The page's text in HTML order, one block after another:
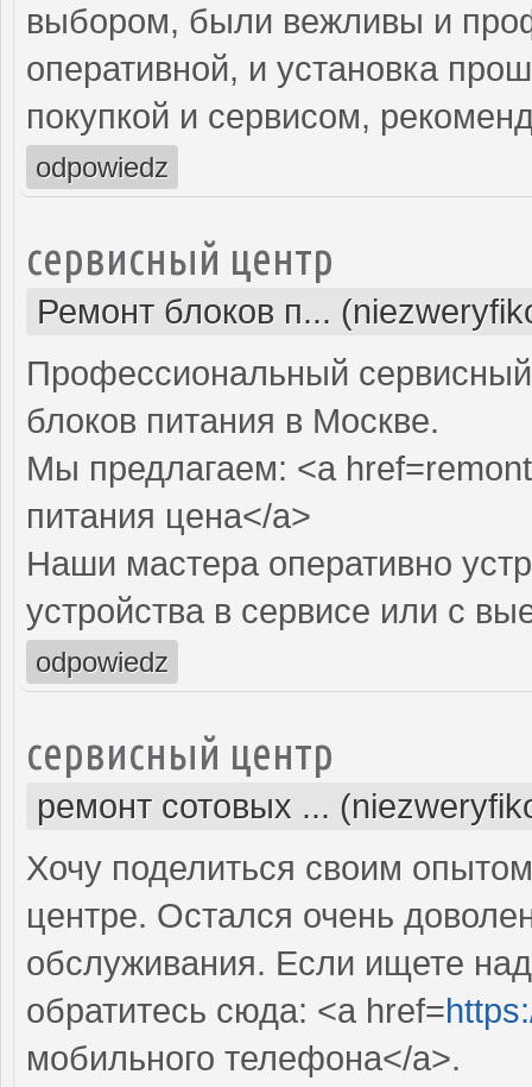
выбором, были вежливы и
оперативной, и установка
покупкой и сервисом,
odpowiedz
сервисный центр
Ремонт блоков п...
Профессиональный
блоков питания в Москве.
Мы предлагаем: <a
питания цена</a>
Наши мастера оперативно
устройства в сервисе или с
odpowiedz
сервисный центр
ремонт сотовых ...
Хочу поделиться своим
центре. Остался очень
обслуживания. Если ищете
обратитесь сюда: <a href=
мобильного телефона</a>.